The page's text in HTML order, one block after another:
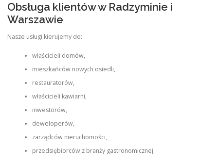
Obsługa klientów w Radzyminie i
Warszawie
Nasze usługi kierujemy do:
właścicieli domów,
mieszkańców nowych osiedli,
restauratorów,
właścicieli kawiarni,
inwestorów,
deweloperów,
zarządców nieruchomości,
przedsiębiorców z branży gastronomicznej.